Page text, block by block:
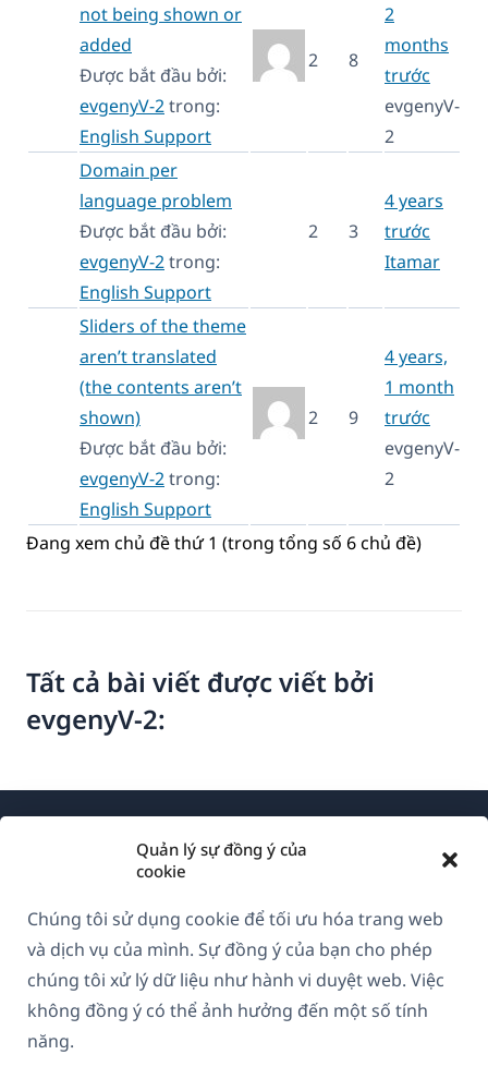
Quản lý sự đồng ý của
cookie
Chúng tôi sử dụng cookie để tối ưu hóa trang web
và dịch vụ của mình. Sự đồng ý của bạn cho phép
chúng tôi xử lý dữ liệu như hành vi duyệt web. Việc
không đồng ý có thể ảnh hưởng đến một số tính
năng.
not being shown or
added
Được bắt đầu bởi:
evgenyV-2trong:
English Support
2 8
2
months
trước
evgenyV-
2
Domain per
language problem
Được bắt đầu bởi:
evgenyV-2trong:
English Support
2 3
4 years
trước
Itamar
Sliders of the theme
aren’t translated
(the contents aren’t
shown)
Được bắt đầu bởi:
evgenyV-2trong:
English Support
2 9
4 years,
1 month
trước
evgenyV-
2
Đang xem chủ đề thứ 1 (trong tổng số 6 chủ đề)
Tất cả bài viết được viết bởi
evgenyV-2:
GDPR & Chính sách Bảo mật
Tham gia đội ngũ của chúng tôi(mở